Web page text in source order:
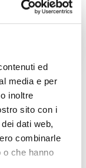
ed
media e per
inoltre
sito con i
dati web,
combinarle
o che hanno